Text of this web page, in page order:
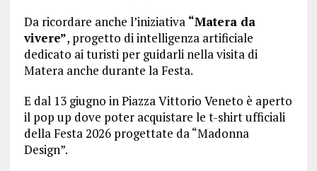
Da ricordare anche l’iniziativa “Matera da
vivere”, progetto di intelligenza artificiale
dedicato ai turisti per guidarli nella visita di
Matera anche durante la Festa.
E dal 13 giugno in Piazza Vittorio Veneto è aperto
il pop up dove poter acquistare le t-shirt ufficiali
della Festa 2026 progettate da “Madonna
Design”.